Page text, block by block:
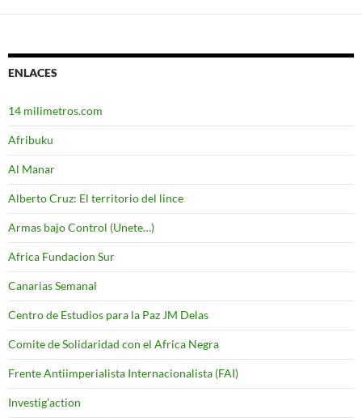
ENLACES
14 milimetros.com
Afribuku
Al Manar
Alberto Cruz: El territorio del lince
Armas bajo Control (Unete…)
Africa Fundacion Sur
Canarias Semanal
Centro de Estudios para la Paz JM Delas
Comite de Solidaridad con el Africa Negra
Frente Antiimperialista Internacionalista (FAI)
Investig'action